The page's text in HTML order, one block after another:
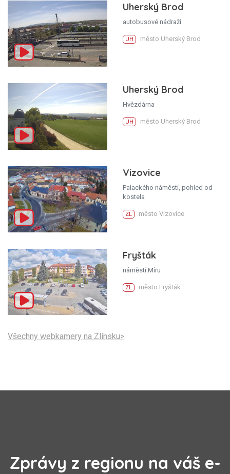
Uherský Brod
autobusové nádraží
UH město Uherský Brod
Uherský Brod
Hvězdárna
UH město Uherský Brod
Vizovice
Palackého náměstí, pohled od
kostela
ZL město Vizovice
Fryšták
náměstí Míru
ZL město Fryšták
Všechny webkamery na Zlínsku>
Zprávy z regionu na váš e-